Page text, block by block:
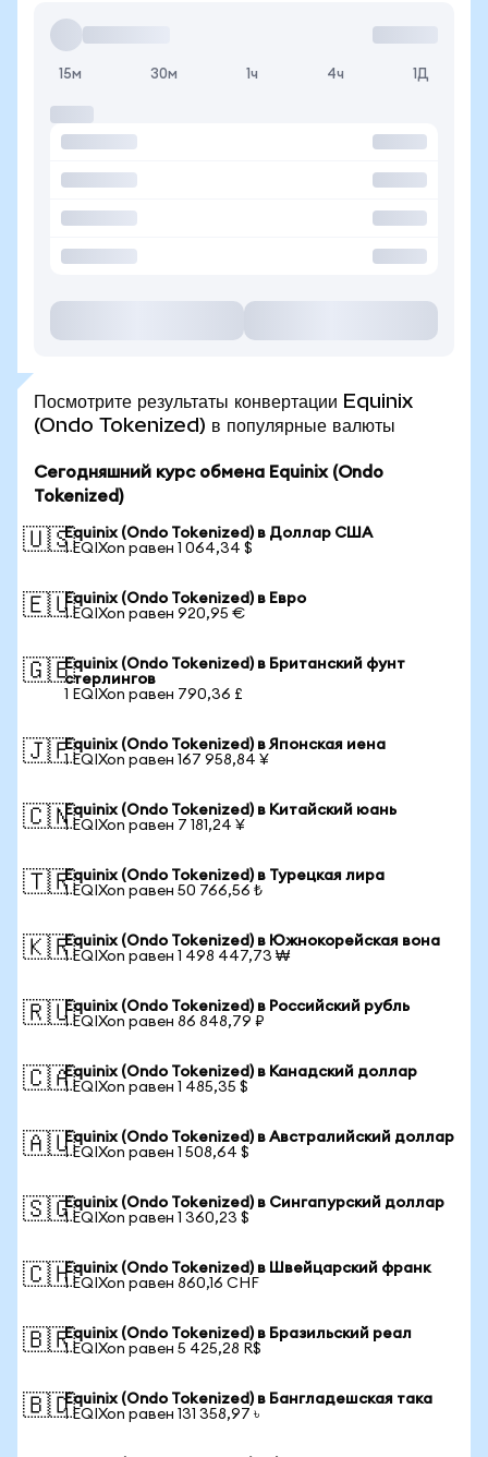
15м 30м 1ч 4ч 1Д
Посмотрите результаты конвертации Equinix
(Ondo Tokenized) в популярные валюты
Сегодняшний курс обмена Equinix (Ondo
Tokenized)
🇺🇸Equinix (Ondo Tokenized) в Доллар США
1 EQIXon равен 1 064,34 $
🇪🇺Equinix (Ondo Tokenized) в Евро
1 EQIXon равен 920,95 €
🇬🇧Equinix (Ondo Tokenized) в Британский фунт
стерлингов
1 EQIXon равен 790,36 £
🇯🇵Equinix (Ondo Tokenized) в Японская иена
1 EQIXon равен 167 958,84 ¥
🇨🇳Equinix (Ondo Tokenized) в Китайский юань
1 EQIXon равен 7 181,24 ¥
🇹🇷Equinix (Ondo Tokenized) в Турецкая лира
1 EQIXon равен 50 766,56 ₺
🇰🇷Equinix (Ondo Tokenized) в Южнокорейская вона
1 EQIXon равен 1 498 447,73 ₩
🇷🇺Equinix (Ondo Tokenized) в Российский рубль
1 EQIXon равен 86 848,79 ₽
🇨🇦Equinix (Ondo Tokenized) в Канадский доллар
1 EQIXon равен 1 485,35 $
🇦🇺Equinix (Ondo Tokenized) в Австралийский доллар
1 EQIXon равен 1 508,64 $
🇸🇬Equinix (Ondo Tokenized) в Сингапурский доллар
1 EQIXon равен 1 360,23 $
🇨🇭Equinix (Ondo Tokenized) в Швейцарский франк
1 EQIXon равен 860,16 CHF
🇧🇷Equinix (Ondo Tokenized) в Бразильский реал
1 EQIXon равен 5 425,28 R$
🇧🇩Equinix (Ondo Tokenized) в Бангладешская така
1 EQIXon равен 131 358,97 ৳